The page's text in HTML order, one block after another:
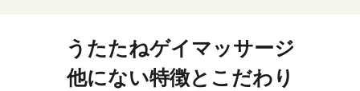
うたたねゲイマッサージ
他にない特徴とこだわり